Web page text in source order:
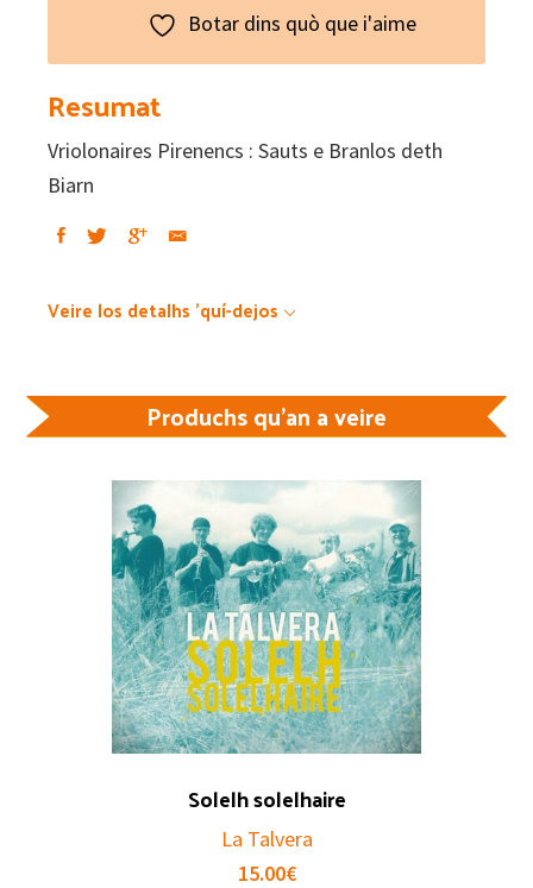
Botar dins quò que i'aime
Resumat
Vriolonaires Pirenencs : Sauts e Branlos deth
Biarn
Veire los detalhs 'quí-dejos
Produchs qu'an a veire
Solelh solelhaire
La Talvera
15.00€